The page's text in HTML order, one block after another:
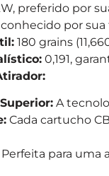
preferido por
conhecido por
180 grains
0,191,
A
Cada cartucho
Perfeita para uma